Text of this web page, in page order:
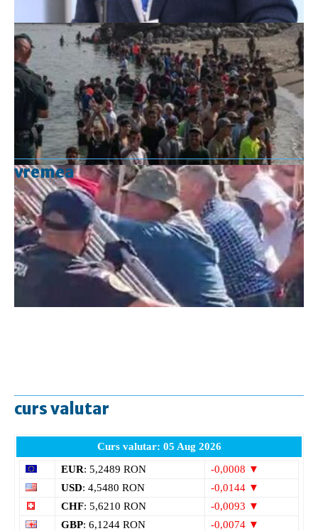
vremea
curs valutar
Curs valutar: 05 Aug 2026
EUR: 5,2489 RON
-0,0008 ▼
USD: 4,5480 RON
-0,0144 ▼
CHF: 5,6210 RON
-0,0093 ▼
GBP: 6,1244 RON
-0,0074 ▼